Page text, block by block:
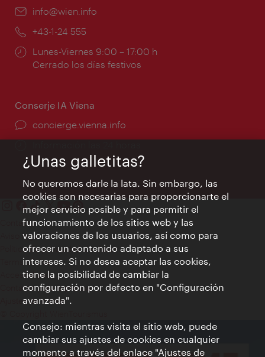
e-
info@wien.info
Teléfono:
+43-1-24 555
Horarios
de
Lunes-Viernes 9:00 – 17:00 h
Cerrado los días festivos
Conserje IA Viena
concierge.vienna.info
Contacto
Aviso legal
Política de privacidad de datos
Terms of Use
Accesibilidad
Contacto para la prensa
Ajustes de cookie
¿Unas galletitas?
No queremos darle la lata. Sin embargo, las
cookies son necesarias para proporcionarte el
mejor servicio posible y para permitir el
funcionamiento de los sitios web y las
valoraciones de los usuarios, así como para
ofrecer un contenido adaptado a sus
intereses. Si no desea aceptar las cookies,
tiene la posibilidad de cambiar la
configuración por defecto en "Configuración
avanzada".
Consejo: mientras visita el sitio web, puede
cambiar sus ajustes de cookies en cualquier
momento a través del enlace "Ajustes de